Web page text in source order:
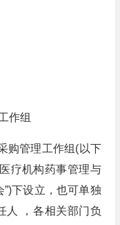
作组
购管理工作组(以下
疗机构药事管理与
下设立，也可单独
人 ，各相关部门负